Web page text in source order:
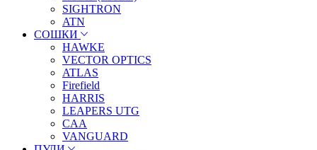
SIGHTRON
ATN
СОШКИ
HAWKE
VECTOR OPTICS
ATLAS
Firefield
HARRIS
LEAPERS UTG
CAA
VANGUARD